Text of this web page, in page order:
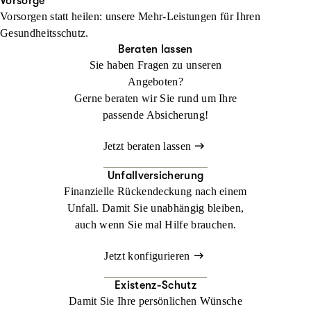
Jetzt konfigurieren Beraten lassen
zur Herausforderung werden. Mit der
Auslandsreisekrankenversicherung sind Sie weltweit bestens
Beraten lassen
Vorsorgen statt heilen: unsere Mehr-Leistungen für Ihren
Gesundheitsschutz.
Beraten lassen
Sie haben Fragen zu unseren
Angeboten?
Gerne beraten wir Sie rund um Ihre
passende Absicherung!
Jetzt beraten lassen
Unfallversicherung
Finanzielle Rückendeckung nach einem
Unfall. Damit Sie unabhängig bleiben,
auch wenn Sie mal Hilfe brauchen.
Jetzt konfigurieren
Existenz-Schutz
Damit Sie Ihre persönlichen Wünsche